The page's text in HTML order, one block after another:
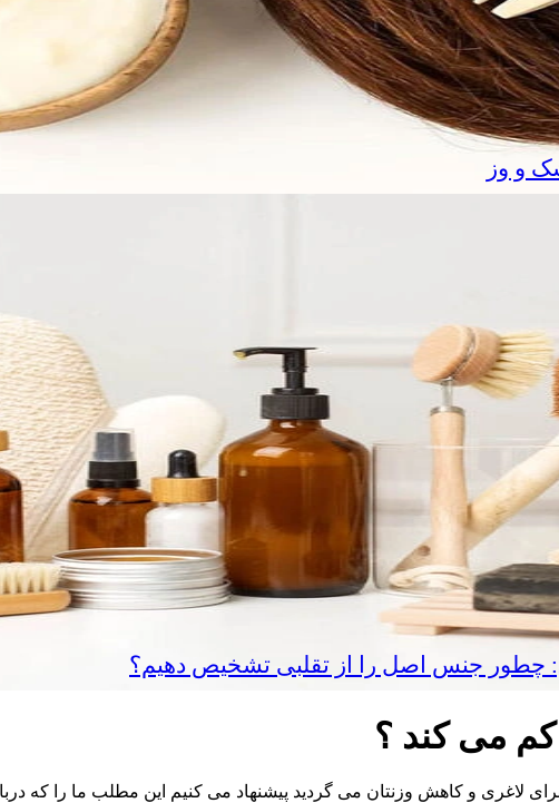
و وز
چطور جنس اصل را از تقلبی تشخیص دهیم؟
می کند ؟
لاغری و کاهش وزنتان می گردید پیشنهاد می کنیم این مطلب ما را که